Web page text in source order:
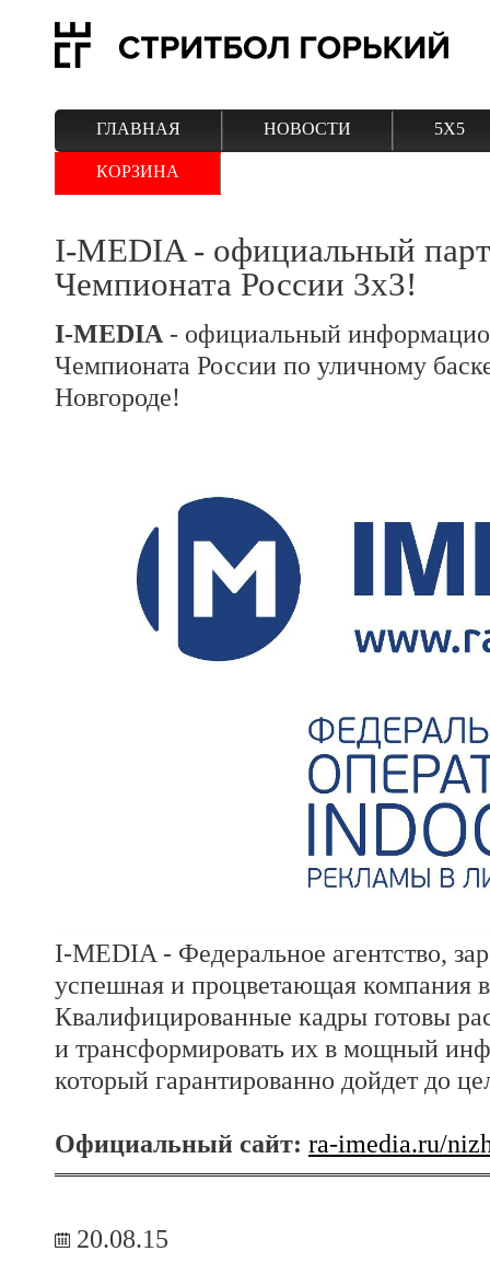
ГЛАВНАЯ НОВОСТИ 5Х5
КОРЗИНА
I-MEDIA - официальный
Чемпионата России 3х3!
I-MEDIA - официальный
Чемпионата России по уличному
Новгороде!
I-MEDIA - Федеральное агентство,
успешная и процветающая компания
Квалифицированные кадры готовы
и трансформировать их в мощный
который гарантированно дойдет до
Официальный сайт: ra-imedia.ru/
20.08.15